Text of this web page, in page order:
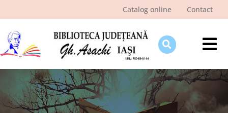
Catalog online Contact
Despre bibliotecă
Pagina cititorului